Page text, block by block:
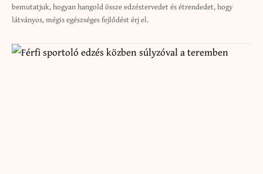
bemutatjuk, hogyan hangold össze edzéstervedet és étrendedet, hogy
látványos, mégis egészséges fejlődést érj el.